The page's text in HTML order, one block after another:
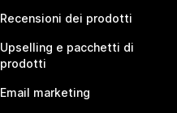
Recensioni dei prodotti
Upselling e pacchetti di
prodotti
Email marketing